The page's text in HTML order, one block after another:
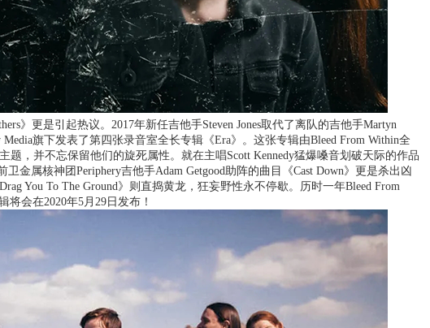
》更是引起热议。2017年新任吉他手Steven Jones取代了离队的吉他手Martyn
旗下发表了第四张录音室全长专辑《Era》。这张专辑由Bleed From Within全
，并不忘保留他们的旋死属性。就在主唱Scott Kennedy猛爆嗓音划破天际的作品
金属核神团Periphery吉他手Adam Getgood助阵的曲目《Cast Down》更是杀出凶
You To The Ground》则直捣黄龙，狂妄野性永不停歇。历时一年Bleed From
将会在2020年5月29日发布！